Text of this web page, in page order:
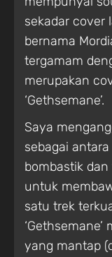
sekadar cover
bernama
tergamam
merupakan
‘Gethsemane’.
Saya
sebagai
bombastik dan
untuk
satu trek
yang mantap